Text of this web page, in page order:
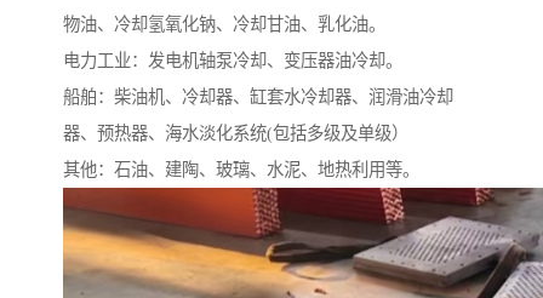
物油、冷却氢氧化钠、冷却甘油、乳化油。
电力工业：发电机轴泵冷却、变压器油冷却。
船舶：柴油机、冷却器、缸套水冷却器、润滑油冷却
器、预热器、海水淡化系统(包括多级及单级）
其他：石油、建陶、玻璃、水泥、地热利用等。